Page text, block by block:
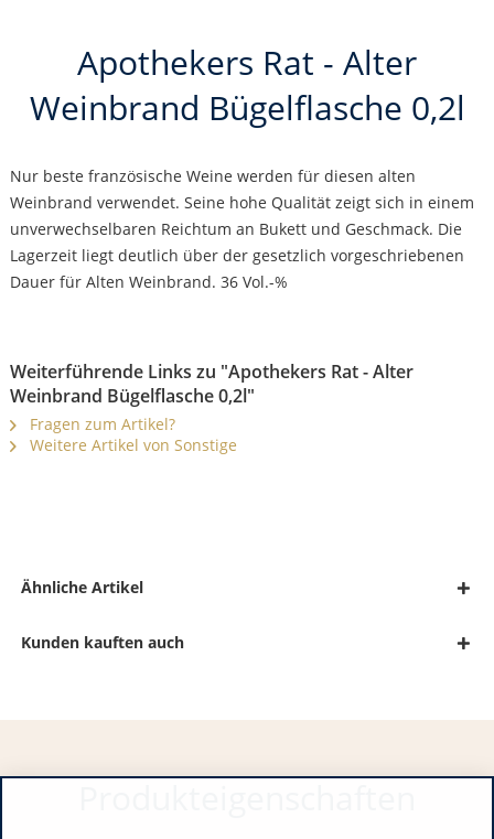
Apothekers Rat - Alter
Weinbrand Bügelflasche 0,2l
Nur beste französische Weine werden für diesen alten
Weinbrand verwendet. Seine hohe Qualität zeigt sich in einem
unverwechselbaren Reichtum an Bukett und Geschmack. Die
Lagerzeit liegt deutlich über der gesetzlich vorgeschriebenen
Dauer für Alten Weinbrand. 36 Vol.-%
Weiterführende Links zu "Apothekers Rat - Alter
Weinbrand Bügelflasche 0,2l"
Fragen zum Artikel?
Weitere Artikel von Sonstige
Ähnliche Artikel
Kunden kauften auch